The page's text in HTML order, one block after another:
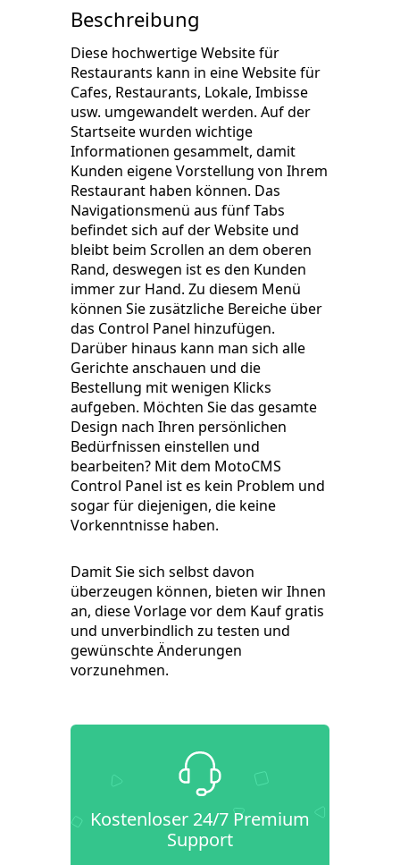
Beschreibung
Diese hochwertige Website für
Restaurants kann in eine Website für
Cafes, Restaurants, Lokale, Imbisse
usw. umgewandelt werden. Auf der
Startseite wurden wichtige
Informationen gesammelt, damit
Kunden eigene Vorstellung von Ihrem
Restaurant haben können. Das
Navigationsmenü aus fünf Tabs
befindet sich auf der Website und
bleibt beim Scrollen an dem oberen
Rand, deswegen ist es den Kunden
immer zur Hand. Zu diesem Menü
können Sie zusätzliche Bereiche über
das Control Panel hinzufügen.
Darüber hinaus kann man sich alle
Gerichte anschauen und die
Bestellung mit wenigen Klicks
aufgeben. Möchten Sie das gesamte
Design nach Ihren persönlichen
Bedürfnissen einstellen und
bearbeiten? Mit dem MotoCMS
Control Panel ist es kein Problem und
sogar für diejenigen, die keine
Vorkenntnisse haben.
Damit Sie sich selbst davon
überzeugen können, bieten wir Ihnen
an, diese Vorlage vor dem Kauf gratis
und unverbindlich zu testen und
gewünschte Änderungen
vorzunehmen.
Kostenloser 24/7 Premium
Support